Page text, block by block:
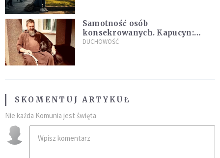
Samotność osób
konsekrowanych. Kapucyn:
Życie w pojedynkę rzadko jest
DUCHOWOŚĆ
SKOMENTUJ ARTYKUŁ
Nie każda Komunia jest święta